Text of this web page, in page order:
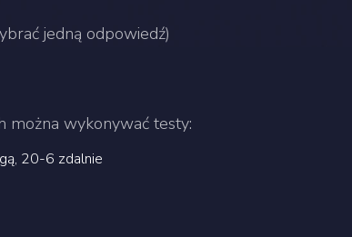
jedną odpowiedź)
można wykonywać testy:
20-6 zdalnie